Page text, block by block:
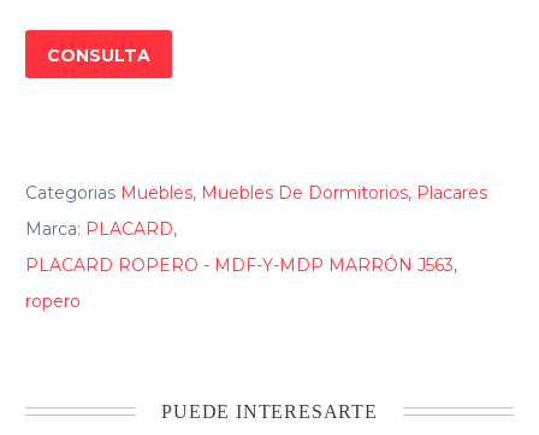
cantidad
CONSULTA
Categorias Muebles, Muebles De Dormitorios, Placares
Marca: PLACARD,
PLACARD ROPERO - MDF-Y-MDP MARRÓN J563,
ropero
PUEDE INTERESARTE